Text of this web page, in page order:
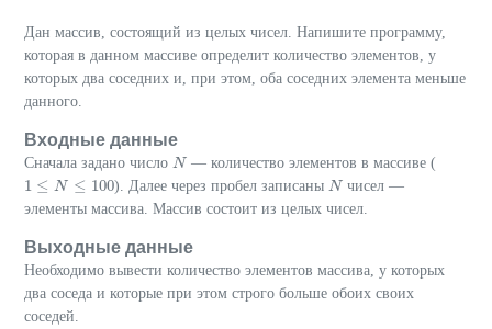
Дан массив, состоящий из целых чисел. Напишите программу,
которая в данном массиве определит количество элементов, у
которых два соседних и, при этом, оба соседних элемента меньше
данного.
Входные данные
Сначала задано число N
N — количество элементов в массиве (
1 ≤ N ≤ 100
1 ≤N ≤100 ). Далее через пробел записаны N
N чисел —
элементы массива. Массив состоит из целых чисел.
Выходные данные
Необходимо вывести количество элементов массива, у которых
два соседа и которые при этом строго больше обоих своих
соседей.